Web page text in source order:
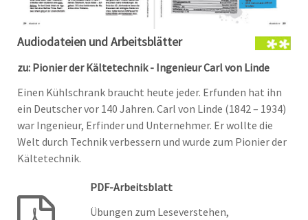
Audiodateien und Arbeitsblätter
zu: Pionier der Kältetechnik - Ingenieur Carl von Linde
Einen Kühlschrank braucht heute jeder. Erfunden hat ihn
ein Deutscher vor 140 Jahren. Carl von Linde (1842 – 1934)
war Ingenieur, Erfinder und Unternehmer. Er wollte die
Welt durch Technik verbessern und wurde zum Pionier der
Kältetechnik.
PDF-Arbeitsblatt
Übungen zum Leseverstehen,